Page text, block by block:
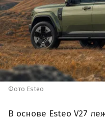
Фото Esteo
В основе Esteo V27